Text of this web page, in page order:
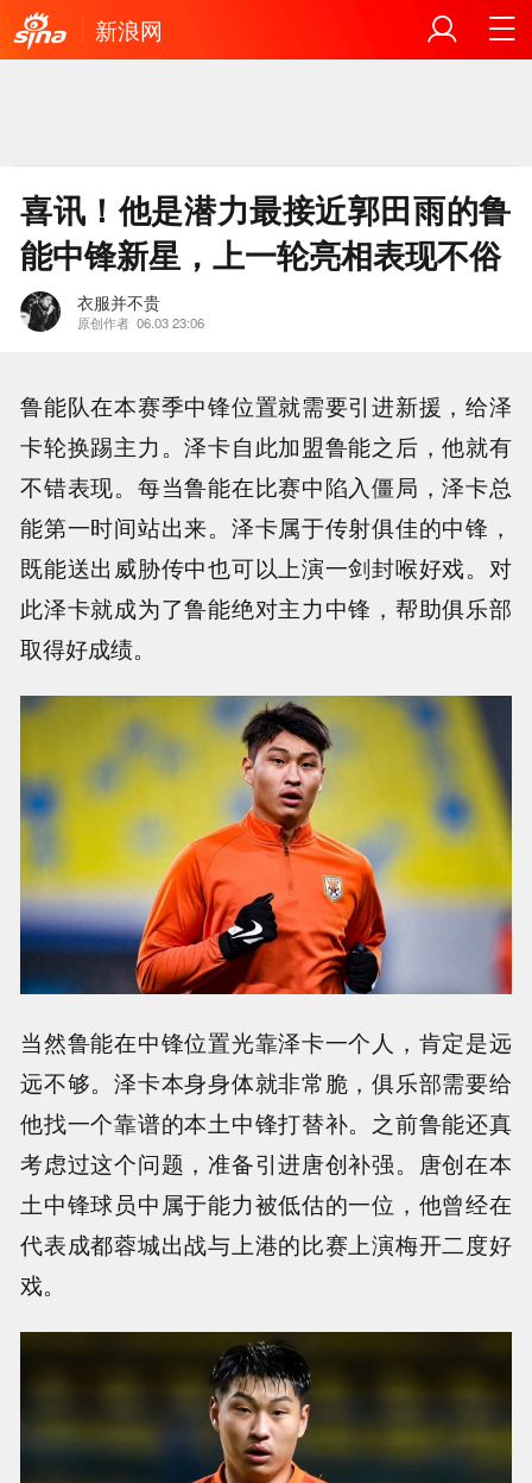
新浪网
喜讯！他是潜力最接近郭田雨的鲁
能中锋新星，上一轮亮相表现不俗
衣服并不贵
原创作者 06.03 23:06
鲁能队在本赛季中锋位置就需要引进新援，给泽
卡轮换踢主力。泽卡自此加盟鲁能之后，他就有
不错表现。每当鲁能在比赛中陷入僵局，泽卡总
能第一时间站出来。泽卡属于传射俱佳的中锋，
既能送出威胁传中也可以上演一剑封喉好戏。对
此泽卡就成为了鲁能绝对主力中锋，帮助俱乐部
取得好成绩。
当然鲁能在中锋位置光靠泽卡一个人，肯定是远
远不够。泽卡本身身体就非常脆，俱乐部需要给
他找一个靠谱的本土中锋打替补。之前鲁能还真
考虑过这个问题，准备引进唐创补强。唐创在本
土中锋球员中属于能力被低估的一位，他曾经在
代表成都蓉城出战与上港的比赛上演梅开二度好
戏。